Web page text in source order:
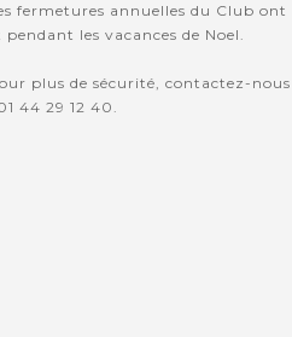
fermetures annuelles du Club
pendant les vacances de Noel.
plus de sécurité, contactez-
44 29 12 40.